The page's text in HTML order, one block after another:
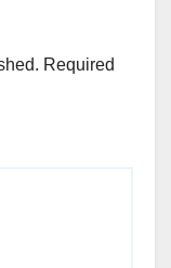
Required